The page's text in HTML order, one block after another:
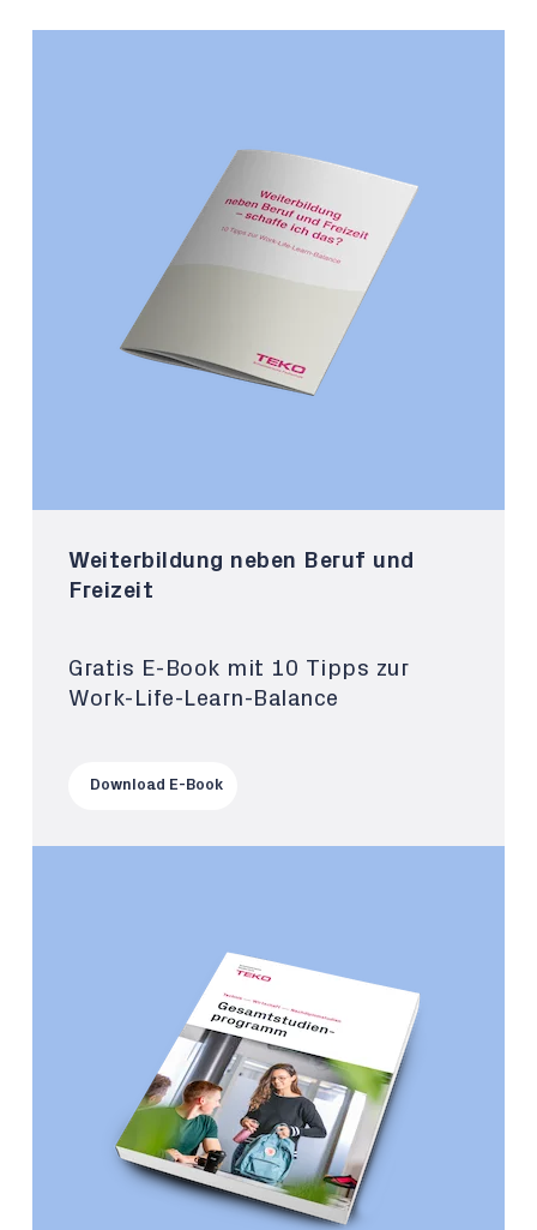
Weiterbildung neben Beruf und
Freizeit
Gratis E-Book mit 10 Tipps zur
Work-Life-Learn-Balance
Download E-Book